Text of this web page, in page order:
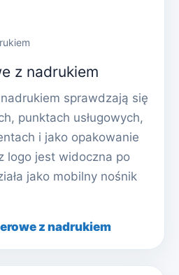
z nadrukiem
sprawdzają się
punktach usługowych,
i jako opakowanie
logo jest widoczna po
jako mobilny nośnik
z nadrukiem